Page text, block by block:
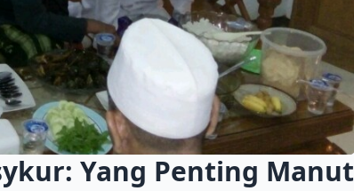
Yang Penting Manut